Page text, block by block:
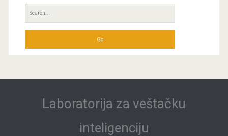
Search
for:
Laboratorija za veštačku
inteligenciju